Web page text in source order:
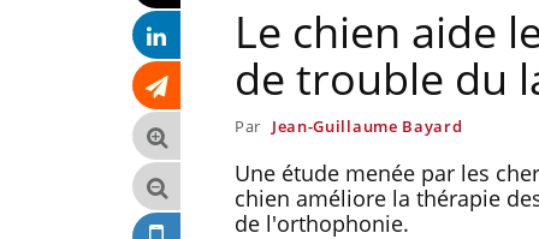
Le chien aide
de trouble du
Par Jean-Guillaume Bayard
Une étude menée par les
chien améliore la thérapie
de l'orthophonie.